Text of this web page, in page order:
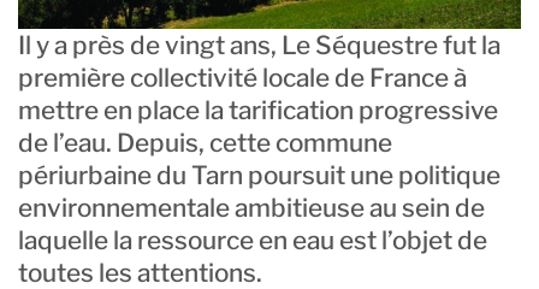
Il y a près de vingt ans, Le Séquestre fut la
première collectivité locale de France à
mettre en place la tarification progressive
de l’eau. Depuis, cette commune
périurbaine du Tarn poursuit une politique
environnementale ambitieuse au sein de
laquelle la ressource en eau est l’objet de
toutes les attentions.